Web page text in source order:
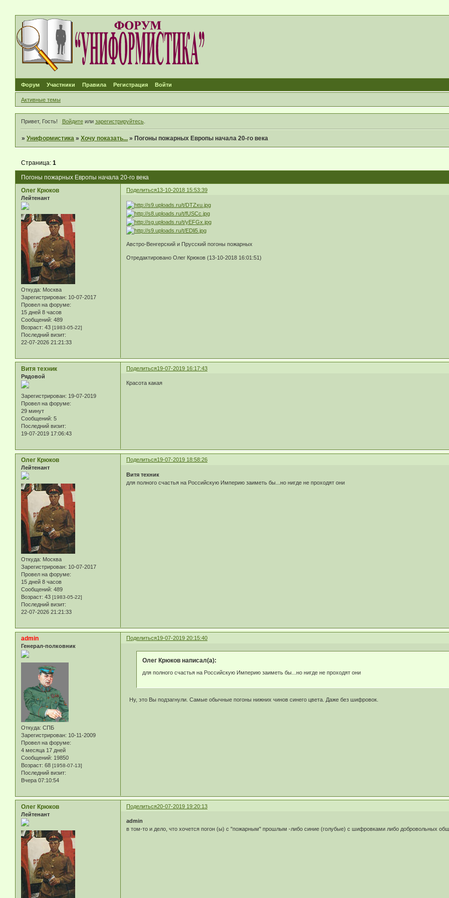
Форум Участники Правила Регистрация Войти
Активные темы
Привет, Гость! Войдитеили зарегистрируйтесь.
»Униформистика »Хочу показать... » Погоны пожарных Европы начала 20-го века
Погоны пожарных Европы начала 20-го века
Страница:1
Поделиться13-10-2018 15:53:39
Олег Крюков
Лейтенант
Откуда: Москва
Зарегистрирован: 10-07-2017
Провел на форуме:
15 дней 8 часов
Сообщений: 489
Возраст: 43 [1983-05-22]
Последний визит:
22-07-2026 21:21:33
Австро-Венгерский и Прусский погоны пожарных
Отредактировано Олег Крюков (13-10-2018 16:01:51)
Поделиться19-07-2019 16:17:43
Витя техник
Рядовой
Зарегистрирован: 19-07-2019
Провел на форуме:
29 минут
Сообщений: 5
Последний визит:
19-07-2019 17:06:43
Красота какая
Поделиться19-07-2019 18:58:26
Олег Крюков
Лейтенант
Откуда: Москва
Зарегистрирован: 10-07-2017
Провел на форуме:
15 дней 8 часов
Сообщений: 489
Возраст: 43 [1983-05-22]
Последний визит:
22-07-2026 21:21:33
Витя техник
для полного счастья на Российскую Империю заиметь бы...но нигде не проходят они
Поделиться19-07-2019 20:15:40
admin
Генерал-полковник
Откуда: СПБ
Зарегистрирован: 10-11-2009
Провел на форуме:
4 месяца 17 дней
Сообщений: 19850
Возраст: 68 [1958-07-13]
Последний визит:
Вчера 07:10:54
Олег Крюков написал(а):
для полного счастья на Российскую Империю заиметь бы...но нигде не проходят они
Ну, это Вы подзагнули. Самые обычные погоны нижних чинов синего цвета. Даже без шифровок.
Поделиться20-07-2019 19:20:13
Олег Крюков
Лейтенант
admin
в том-то и дело, что хочется погон (ы) с "пожарным" прошлым -либо синие (голубые) с шифровками либо добровольных